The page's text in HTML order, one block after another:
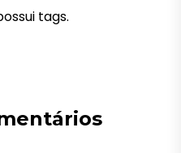
tags.